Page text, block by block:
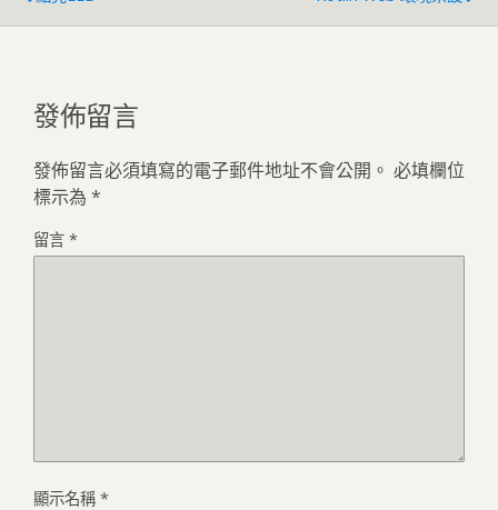
發佈留言
發佈留言必須填寫的電子郵件地址不會公開。 必填欄位
標示為 *
留言 *
顯示名稱 *